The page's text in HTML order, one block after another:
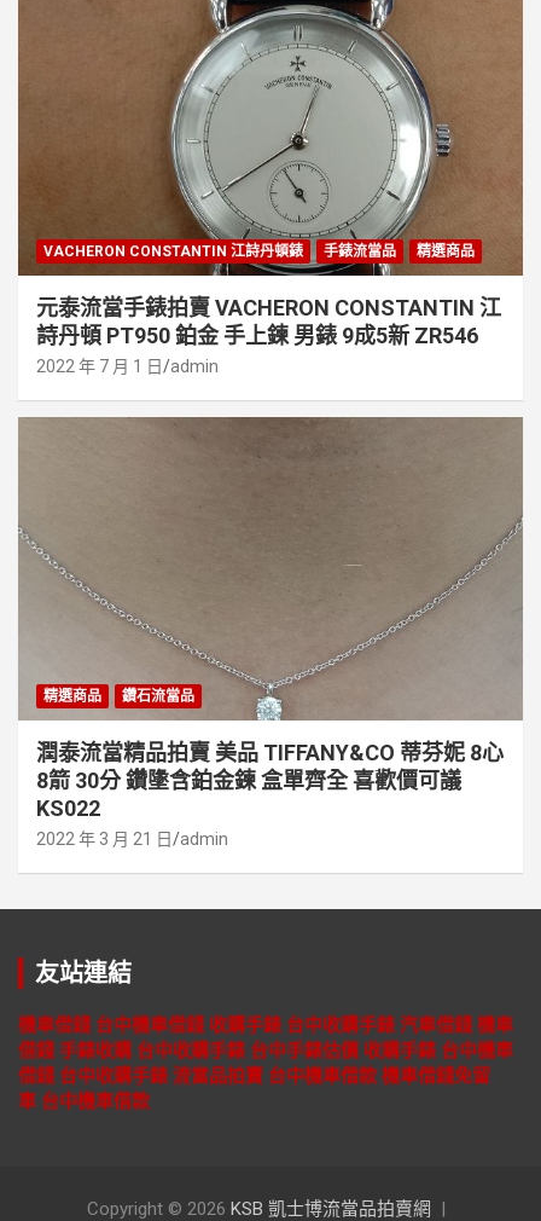
VACHERON CONSTANTIN 江詩丹頓錶 手錶流當品 精選商品
元泰流當手錶拍賣 VACHERON CONSTANTIN 江
詩丹頓 PT950 鉑金 手上鍊 男錶 9成5新 ZR546
2022 年 7 月 1 日 admin
精選商品 鑽石流當品
潤泰流當精品拍賣 美品 TIFFANY&CO 蒂芬妮 8心
8箭 30分 鑽墬含鉑金鍊 盒單齊全 喜歡價可議
KS022
2022 年 3 月 21 日 admin
友站連結
機車借錢 台中機車借錢 收購手錶 台中收購手錶 汽車借錢 機車
借錢 手錶收購 台中收購手錶 台中手錶估價 收購手錶 台中機車
借錢 台中收購手錶 流當品拍賣 台中機車借款 機車借錢免留
車 台中機車借款
Copyright © 2026 KSB 凱士博流當品拍賣網